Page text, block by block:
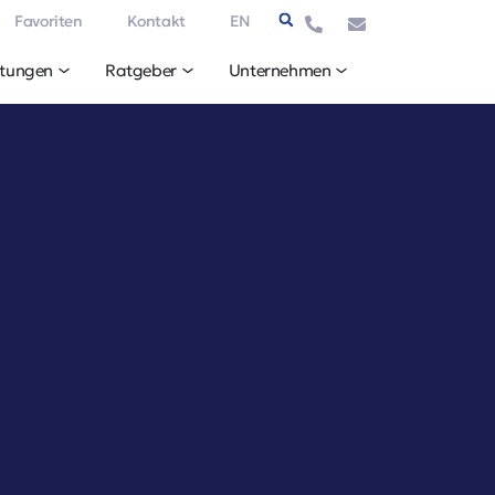
Favoriten Kontakt EN
Ratgeber Unternehmen